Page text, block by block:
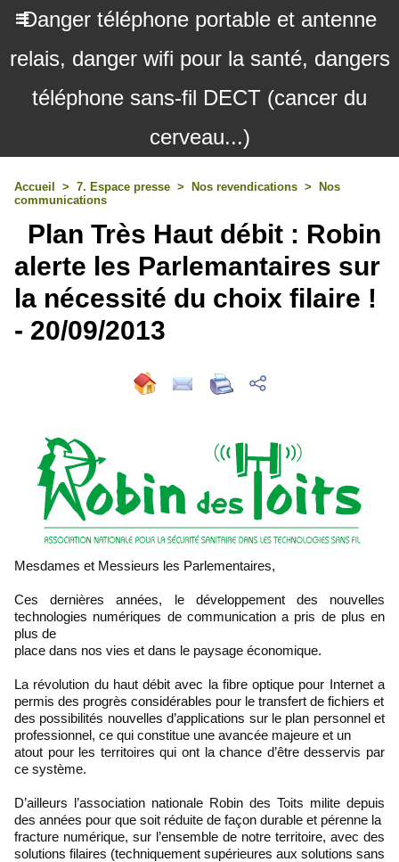
Danger téléphone portable et antenne
relais, danger wifi pour la santé, dangers
téléphone sans-fil DECT (cancer du
cerveau...)
Accueil > 7. Espace presse > Nos revendications >
Nos
communications
Plan Très Haut débit : Robin
alerte les Parlemantaires sur
la nécessité du choix filaire !
- 20/09/2013
Mesdames et Messieurs les Parlementaires,
Ces dernières années, le développement des nouvelles
technologies numériques de communication a pris de plus en
plus de
place dans nos vies et dans le paysage économique.
La révolution du haut débit avec la fibre optique pour Internet a
permis des progrès considérables pour le transfert de fichiers et
des possibilités nouvelles d’applications sur le plan personnel et
professionnel, ce qui constitue une avancée majeure et un
atout pour les territoires qui ont la chance d’être desservis par
ce système.
D’ailleurs l’association nationale Robin des Toits milite depuis
des années pour que soit réduite de façon durable et pérenne la
fracture numérique, sur l’ensemble de notre territoire, avec des
solutions filaires (techniquement supérieures aux solutions sans